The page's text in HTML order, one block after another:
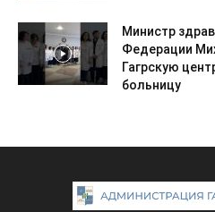
Министр
Федерации
Гагрскую
больницу